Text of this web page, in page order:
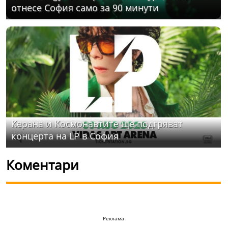
отнесе София само за 90 минути
Керана и Космонавтите ще подгряват
концерта на LP в София
Коментари
Реклама